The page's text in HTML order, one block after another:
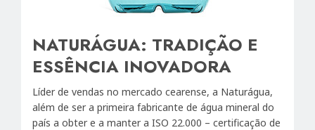
NATURÁGUA: TRADIÇÃO E
ESSÊNCIA INOVADORA
Líder de vendas no mercado cearense, a Naturágua,
além de ser a primeira fabricante de água mineral do
país a obter e a manter a ISO 22.000 – certificação de